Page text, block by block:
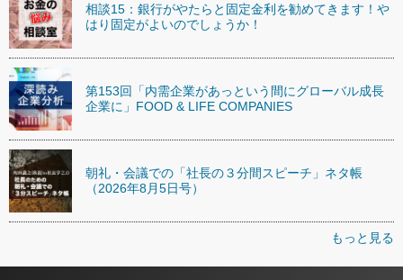
相談15：銀行がやたらと固定金利を勧めてきます！や
はり固定がよいのでしょうか！
第153回「内需企業があっという間にグローバル成長
企業に」FOOD & LIFE COMPANIES
朝礼・会議での「社長の３分間スピーチ」ネタ帳
（2026年8月5日号）
もっと見る